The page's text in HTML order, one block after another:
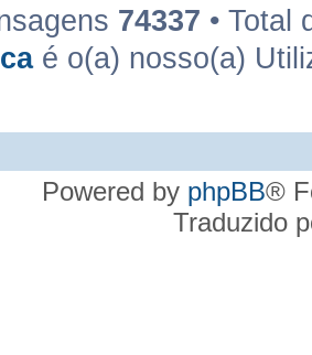
74337 • Total
é o(a) nosso(a)
Powered by phpBB®
Traduzido